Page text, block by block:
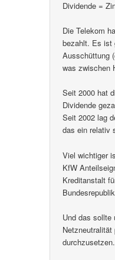
Dividende =
Die Telekom
bezahlt. Es ist
Ausschüttung
was zwischen
Seit 2000 hat
Dividende
Seit 2002 lag
das ein relativ
Viel wichtiger
KfW
Kreditanstalt
Und das sollte
durchzusetzen.